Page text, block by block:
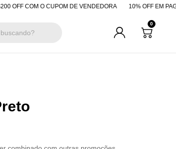
O CUPOM DE VENDEDORA 10% OFF EM
0